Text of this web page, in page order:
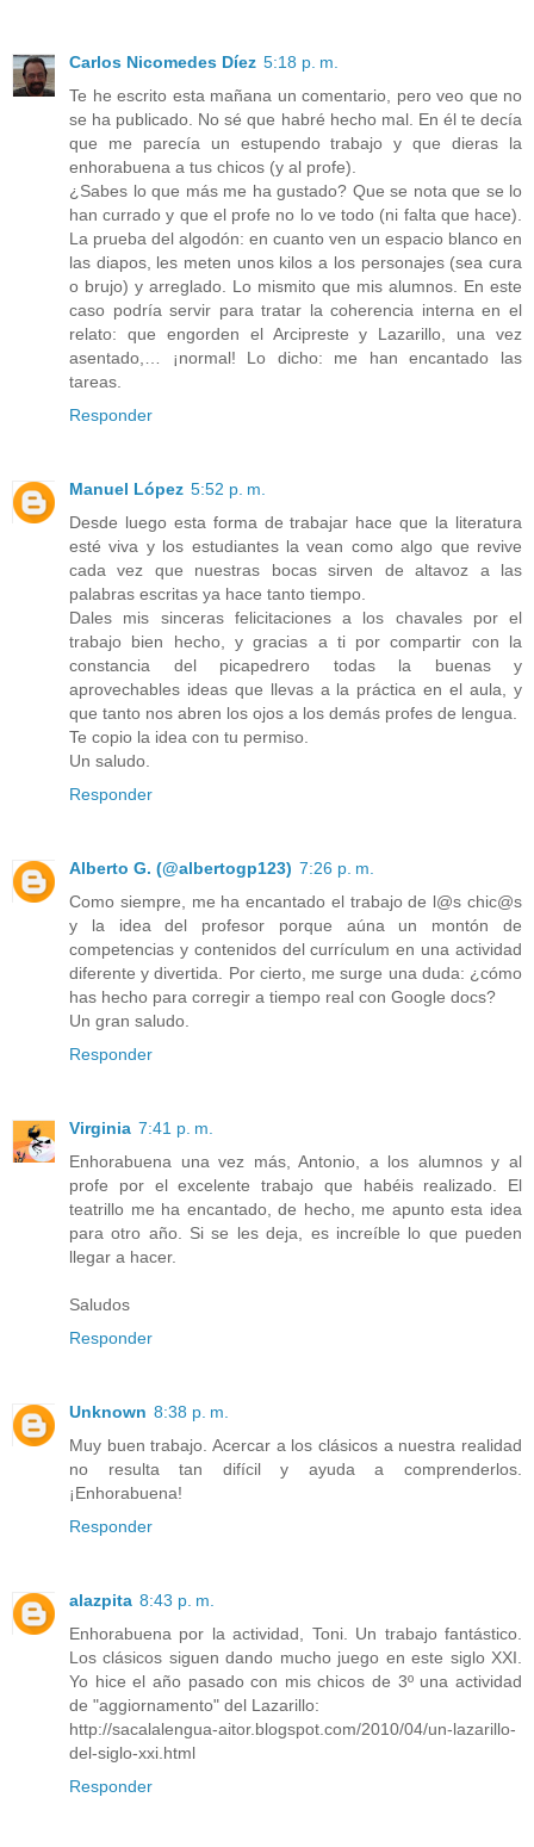
Carlos Nicomedes Díez 5:18 p. m.
Te he escrito esta mañana un comentario, pero veo que no
se ha publicado. No sé que habré hecho mal. En él te decía
que me parecía un estupendo trabajo y que dieras la
enhorabuena a tus chicos (y al profe).
¿Sabes lo que más me ha gustado? Que se nota que se lo
han currado y que el profe no lo ve todo (ni falta que hace).
La prueba del algodón: en cuanto ven un espacio blanco en
las diapos, les meten unos kilos a los personajes (sea cura
o brujo) y arreglado. Lo mismito que mis alumnos. En este
caso podría servir para tratar la coherencia interna en el
relato: que engorden el Arcipreste y Lazarillo, una vez
asentado,… ¡normal! Lo dicho: me han encantado las
tareas.
Responder
Manuel López 5:52 p. m.
Desde luego esta forma de trabajar hace que la literatura
esté viva y los estudiantes la vean como algo que revive
cada vez que nuestras bocas sirven de altavoz a las
palabras escritas ya hace tanto tiempo.
Dales mis sinceras felicitaciones a los chavales por el
trabajo bien hecho, y gracias a ti por compartir con la
constancia del picapedrero todas la buenas y
aprovechables ideas que llevas a la práctica en el aula, y
que tanto nos abren los ojos a los demás profes de lengua.
Te copio la idea con tu permiso.
Un saludo.
Responder
Alberto G. (@albertogp123) 7:26 p. m.
Como siempre, me ha encantado el trabajo de l@s chic@s
y la idea del profesor porque aúna un montón de
competencias y contenidos del currículum en una actividad
diferente y divertida. Por cierto, me surge una duda: ¿cómo
has hecho para corregir a tiempo real con Google docs?
Un gran saludo.
Responder
Virginia 7:41 p. m.
Enhorabuena una vez más, Antonio, a los alumnos y al
profe por el excelente trabajo que habéis realizado. El
teatrillo me ha encantado, de hecho, me apunto esta idea
para otro año. Si se les deja, es increíble lo que pueden
llegar a hacer.
Saludos
Responder
Unknown 8:38 p. m.
Muy buen trabajo. Acercar a los clásicos a nuestra realidad
no resulta tan difícil y ayuda a comprenderlos.
¡Enhorabuena!
Responder
alazpita 8:43 p. m.
Enhorabuena por la actividad, Toni. Un trabajo fantástico.
Los clásicos siguen dando mucho juego en este siglo XXI.
Yo hice el año pasado con mis chicos de 3º una actividad
de "aggiornamento" del Lazarillo:
http://sacalalengua-aitor.blogspot.com/2010/04/un-lazarillo-
del-siglo-xxi.html
Responder